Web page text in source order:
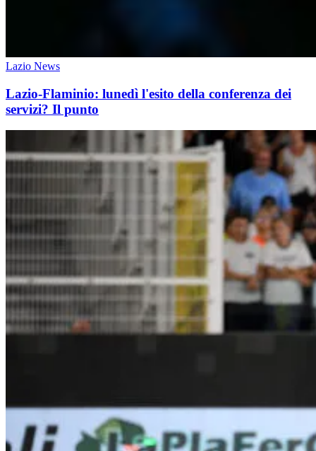
Lazio News
Lazio-Flaminio: lunedì l'esito della conferenza dei
servizi? Il punto